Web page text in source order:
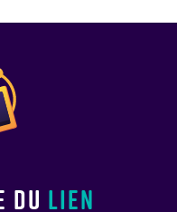
du lien